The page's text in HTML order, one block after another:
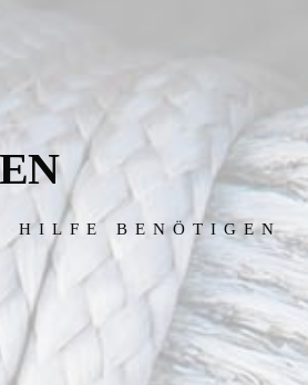
HILFE BENÖTIGEN